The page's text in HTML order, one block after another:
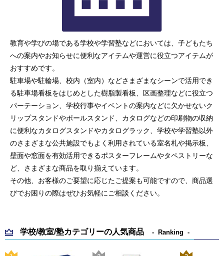
教育や学びの場である学校や学習塾などにおいては、子どもたち
への案内やお知らせに便利なアイテムや運営に役立つアイテムが
おすすめです。
駐車場や駐輪場、校内（室内）などさまざまなシーンで活用でき
る駐車場看板をはじめとした樹脂製看板、区画整理などに役立つ
パーテーション、学校行事やイベントの案内などに欠かせないク
リップスタンドやポールスタンド、カタログなどの印刷物の収納
に便利なカタログスタンドやカタログラック、学校や学習塾以外
のさまざまな公共施設でもよく利用されている室名札や掲示板、
壁面や窓面を有効活用できるポスターフレームやタペストリーな
ど、さまざまな商品を取り揃えています。
その他、お客様のご要望に応じたご提案も可能ですので、商品選
びでお困りの際はぜひお気軽にご相談ください。
学校/教室/塾カテゴリーの人気商品 Ranking